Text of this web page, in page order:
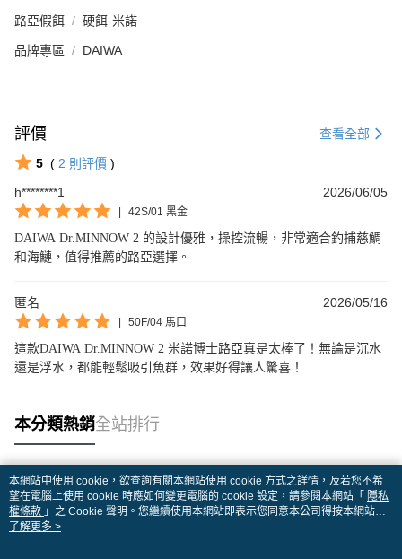
路亞假餌 硬餌-米諾
品牌專區 DAIWA
評價 查看全部
5 ( 2 則評價 )
h********1
2026/06/05
| 42S/01 黑金
DAIWA Dr.MINNOW 2 的設計優雅，操控流暢，非常適合釣捕慈鯛
和海鰱，值得推薦的路亞選擇。
匿名 2026/05/16
| 50F/04 馬口
這款DAIWA Dr.MINNOW 2 米諾博士路亞真是太棒了！無論是沉水
還是浮水，都能輕鬆吸引魚群，效果好得讓人驚喜！
本分類熱銷全站排行
熱門標籤
本網站中使用 cookie，欲查詢有關本網站使用 cookie 方式之詳情，及若您不希
望在電腦上使用 cookie 時應如何變更電腦的 cookie 設定，請參閱本網站「 隱私
權條款 」之 Cookie 聲明。您繼續使用本網站即表示您同意本公司得按本網站使
用條款之 Cookie 聲明使用 cookie。
了解更多 >